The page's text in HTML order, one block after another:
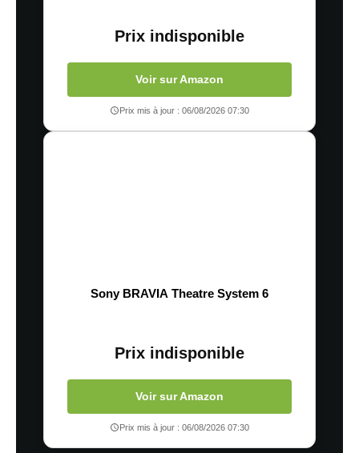
Prix indisponible
Voir sur Amazon
Prix mis à jour : 06/08/2026 07:30
Sony BRAVIA Theatre System 6
Prix indisponible
Voir sur Amazon
Prix mis à jour : 06/08/2026 07:30